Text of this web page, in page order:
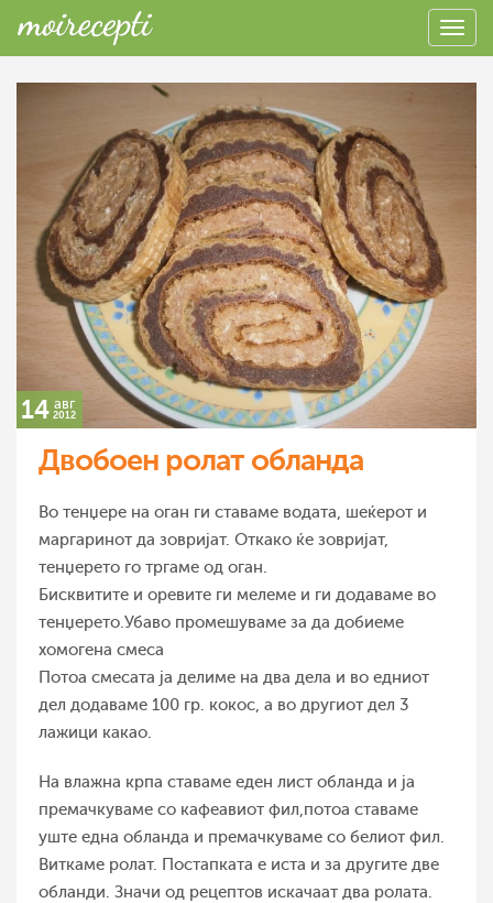
14 авг
2012
Двобоен ролат обланда
Во тенџере на оган ги ставаме водата, шеќерот и
маргаринот да зовријат. Откако ќе зовријат,
тенџерето го тргаме од оган.
Бисквитите и оревите ги мелеме и ги додаваме во
тенџерето.Убаво промешуваме за да добиеме
хомогена смеса
Потоа смесата ја делиме на два дела и во едниот
дел додаваме 100 гр. кокос, а во другиот дел 3
лажици какао.
На влажна крпа ставаме еден лист обланда и ја
премачкуваме со кафеавиот фил,потоа ставаме
уште една обланда и премачкуваме со белиот фил.
Виткаме ролат. Постапката е иста и за другите две
обланди. Значи од рецептов искачаат два ролата.